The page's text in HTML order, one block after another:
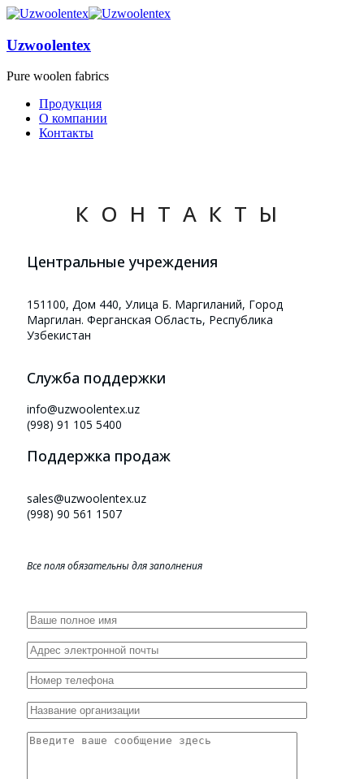
Uzwoolentex
Pure woolen fabrics
Продукция
О компании
Контакты
КОНТАКТЫ
Центральные учреждения
151100, Дом 440, Улица Б. Маргиланий, Город
Маргилан. Ферганская Область, Республика
Узбекистан
Служба поддержки
info@uzwoolentex.uz
(998) 91 105 5400
Поддержка продаж
sales@uzwoolentex.uz
(998) 90 561 1507
Все поля обязательны для заполнения